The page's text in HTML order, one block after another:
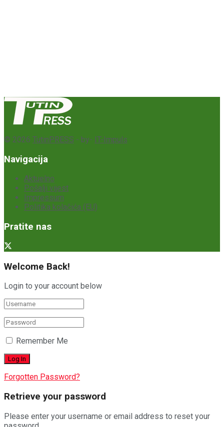
© 2026 TutinPRESS - by- IT-Impuls
Navigacija
Aktuelno
Pošalji vijest
Impressum
Politika kolačića (EU)
Pratite nas
Welcome Back!
Login to your account below
Remember Me
Forgotten Password?
Retrieve your password
Please enter your username or email address to reset your